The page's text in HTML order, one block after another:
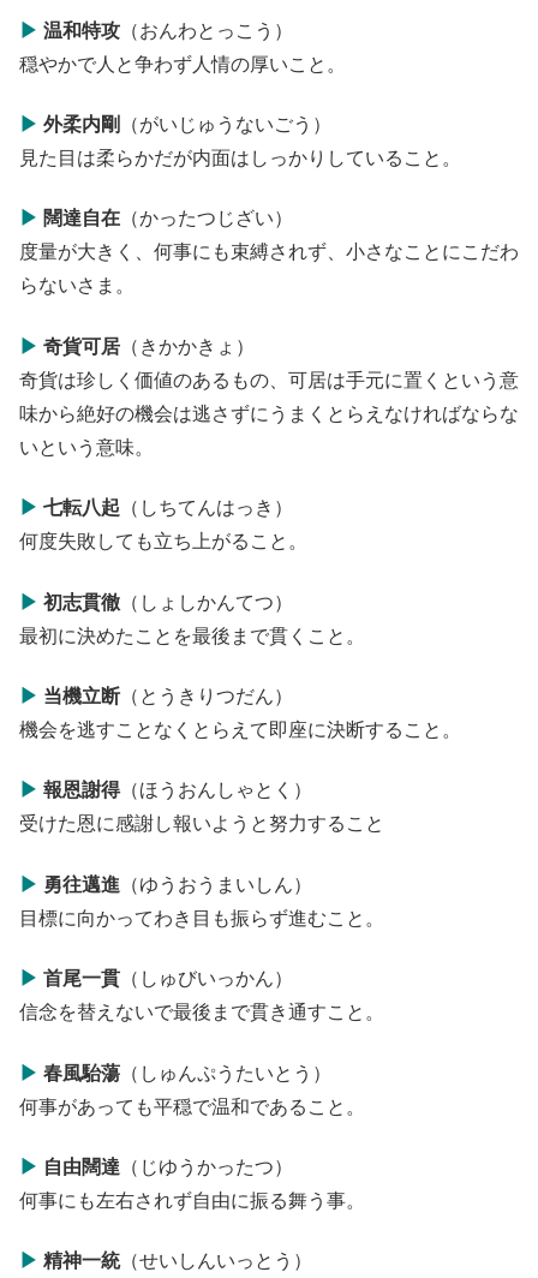
▶ 温和特攻 （おんわとっこう）
穏やかで人と争わず人情の厚いこと。
▶ 外柔内剛
（がいじゅうないごう）
見た目は柔らかだが内面はしっかりしていること。
▶ 闊達自在 （かったつじざい）
度量が大きく、何事にも束縛されず、小さなことにこだわ
らないさま。
▶ 奇貨可居 （きかかきょ）
奇貨は珍しく価値のあるもの、可居は手元に置くという意
味から絶好の機会は逃さずにうまくとらえなければならな
いという意味。
▶ 七転八起 （しちてんはっき）
何度失敗しても立ち上がること。
▶ 初志貫徹 （しょしかんてつ）
最初に決めたことを最後まで貫くこと。
▶ 当機立断 （とうきりつだん）
機会を逃すことなくとらえて即座に決断すること。
▶ 報恩謝得（ほうおんしゃとく）
受けた恩に感謝し報いようと努力すること
▶ 勇往邁進 （ゆうおうまいしん）
目標に向かってわき目も振らず進むこと。
▶ 首尾一貫 （しゅびいっかん）
信念を替えないで最後まで貫き通すこと。
▶ 春風駘蕩 （しゅんぷうたいとう）
何事があっても平穏で温和であること。
▶ 自由闊達 （じゆうかったつ）
何事にも左右されず自由に振る舞う事。
▶ 精神一統（せいしんいっとう）